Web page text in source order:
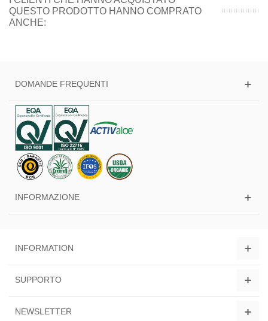
QUESTO PRODOTTO HANNO COMPRATO
ANCHE:
DOMANDE FREQUENTI
INFORMAZIONE
INFORMATION
SUPPORTO
NEWSLETTER